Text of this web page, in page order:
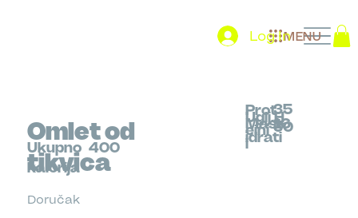
MENU
Log In
Omlet od
tikvica
Doručak
Ukupno
kalorija
400
Prot
eini
Uglj.H
idrati
35
Mast
i
30
16